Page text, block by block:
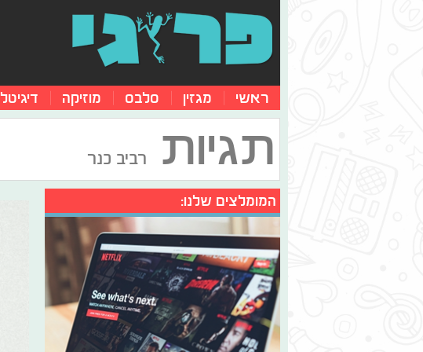
ראשי מגזין סלבס מוזיקה דיגיטל
תגיות רביב כנר
המומלצים שלנו: